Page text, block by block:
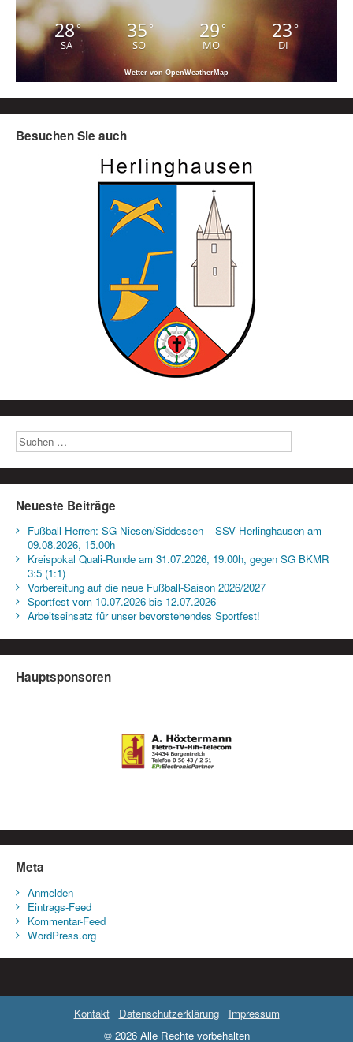
28°
SA
35°
SO
29 °
MO
23°
DI
Wetter von OpenWeatherMap
Besuchen Sie auch
Neueste Beiträge
Fußball Herren: SG Niesen/Siddessen – SSV Herlinghausen am
09.08.2026, 15.00h
Kreispokal Quali-Runde am 31.07.2026, 19.00h, gegen SG BKMR
3:5 (1:1)
Vorbereitung auf die neue Fußball-Saison 2026/2027
Sportfest vom 10.07.2026 bis 12.07.2026
Arbeitseinsatz für unser bevorstehendes Sportfest!
Hauptsponsoren
Meta
Anmelden
Eintrags-Feed
Kommentar-Feed
WordPress.org
Kontakt Datenschutzerklärung
Impressum
© 2026 Alle Rechte vorbehalten